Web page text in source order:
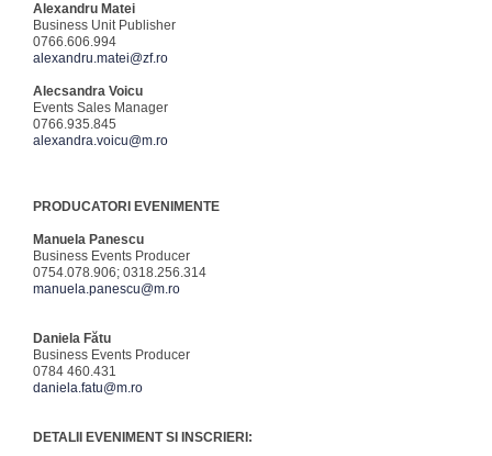
Alexandru Matei
Business Unit Publisher
0766.606.994
alexandru.matei@zf.ro
Alecsandra Voicu
Events Sales Manager
0766.935.845
alexandra.voicu@m.ro
PRODUCATORI EVENIMENTE
Manuela Panescu
Business Events Producer
0754.078.906; 0318.256.314
manuela.panescu@m.ro
Daniela Fătu
Business Events Producer
0784 460.431
daniela.fatu@m.ro
DETALII EVENIMENT SI INSCRIERI: